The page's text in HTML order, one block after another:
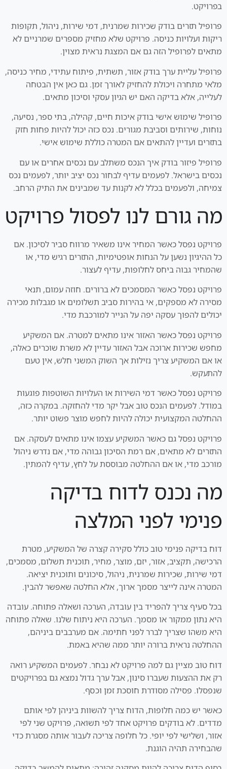
בפרויקט.
פרופיל תזרים בודק שכירות שמרנית, דמי שירות, ניהול, תקופות
ריקות ועלויות כניסה. פרויקט שלא מחזיק מספרים שמרניים לא
מתאים לפרופיל הזה גם אם המצגת נראית מצוין.
פרופיל עליית ערך בודק אזור, תשתית, פיתוח עתידי, מחיר כניסה,
מלאי מתחרה ויכולת להחזיק לאורך זמן. גם כאן אין הבטחה
לעלייה, אלא בדיקה האם יש הגיון עסקי וסיכון מתאים.
פרופיל שימוש אישי בודק איכות חיים, קהילה, בתי ספר, נסיעה,
נוחות, שירותים וסביבת מגורים. נכס כזה יכול להיות פחות חזק
בתזרים ועדיין להתאים אם המטרה כוללת שימוש אישי.
פרופיל פיזור בודק איך הנכס משתלב עם נכסים אחרים או עם
נכסים בישראל. לפעמים עדיף לבחור נכס יציב יותר, לפעמים נכס
צמיחה, ולפעמים בכלל לא לקנות עד שמבינים את התיק הרחב.
מה גורם לנו לפסול פרויקט
פרויקט נפסל כאשר המחיר אינו משאיר מרווח סביר לסיכון. אם
כל ההיגיון נשען על הנחות אופטימיות, התזרים רגיש מדי, או
שהמחיר גבוה ביחס לחלופות, עדיף לעצור.
פרויקט נפסל כאשר המסמכים לא ברורים. חוזה עמום, תנאי
מסירה לא מספקים, אי בהירות סביב תשלומים או מגבלות מכירה
יכולים להפוך עסקה יפה על הנייר למורכבת מדי.
פרויקט נפסל כאשר האזור אינו מתאים למטרה. אם המשקיע
מחפש שכירות ארוכה אבל האזור עדיין לא משרת שוכרים כאלה,
או אם המשקיע צריך נזילות אך השוק המשני חלש, אין טעם
להתעקש.
פרויקט נפסל כאשר דמי השירות או העלויות השוטפות פוגעות
במודל. לפעמים הנכס טוב אבל יקר מדי להחזקה. במקרה כזה,
ההחלטה המקצועית יכולה להיות לחפש מוצר פשוט יותר.
פרויקט נפסל גם כאשר המשקיע עצמו אינו מתאים לעסקה. אם
התזרים לא מתאים, אם רמת הסיכון גבוהה מדי, אם נדרש ניהול
מורכב מדי, או אם ההחלטה מבוססת על לחץ, עדיף להמתין.
מה נכנס לדוח בדיקה
פנימי לפני המלצה
דוח בדיקה פנימי טוב כולל סקירה קצרה של המשקיע, מטרת
הרכישה, תקציב, אזור, יזם, מוצר, מחיר, תוכנית תשלום, מסמכים,
דמי שירות, שכירות שמרנית, ניהול, סיכונים ותוכנית יציאה.
המטרה אינה לייצר מסמך ארוך, אלא החלטה שאפשר להבין.
בכל סעיף צריך להפריד בין עובדה, הערכה ושאלה פתוחה. עובדה
היא נתון ממקור או מסמך. הערכה היא ניתוח שלנו. שאלה פתוחה
היא משהו שצריך לברר לפני חתימה. אם מערבבים ביניהם,
ההחלטה נראית ברורה יותר ממה שהיא באמת.
דוח טוב מציין גם למה פרויקט לא נבחר. לפעמים המשקיע רואה
רק את ההצעות שעברו סינון, אבל ערך גדול נמצא גם בפרויקטים
שנפסלו. פסילה מסודרת חוסכת זמן וכסף.
כאשר יש כמה חלופות, הדוח צריך להשוות ביניהן לפי אותם
מדדים. לא בודקים פרויקט אחד לפי תשואה, פרויקט שני לפי
אזור, ושלישי לפי יופי. כל חלופה צריכה לעבור אותה מסגרת כדי
שהבחירה תהיה הוגנת.